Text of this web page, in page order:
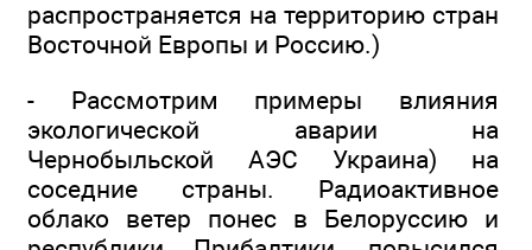
распространяется на территорию стран
Восточной Европы и Россию.)
- Рассмотрим примеры влияния
экологической аварии на
Чернобыльской АЭС Украина) на
соседние страны. Радиоактивное
облако ветер понес в Белоруссию и